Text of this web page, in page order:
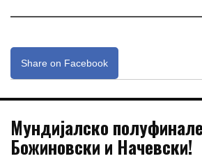
Share on Facebook
Мундијалско
Божиновски и Начевски!